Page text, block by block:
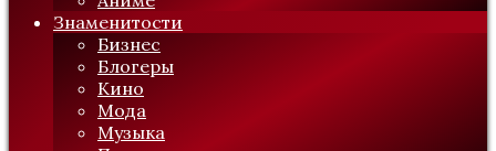
Знаменитости
Бизнес
Блогеры
Кино
Мода
Музыка